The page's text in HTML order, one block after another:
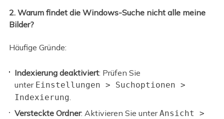
2. Warum findet die Windows-Suche nicht alle meine
Bilder?
Häufige Gründe:
Indexierung deaktiviert: Prüfen Sie
unter Einstellungen > Suchoptionen >
Indexierung
Versteckte Ordner: Aktivieren Sie unterAnsicht >